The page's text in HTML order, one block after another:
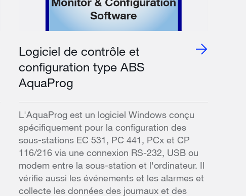
Logiciel de contrôle et
configuration type ABS
AquaProg
L'AquaProg est un logiciel Windows conçu
spécifiquement pour la configuration des
sous-stations EC 531, PC 441, PCx et CP
116/216 via une connexion RS-232, USB ou
modem entre la sous-station et l'ordinateur. Il
vérifie aussi les événements et les alarmes et
collecte les données des journaux et des